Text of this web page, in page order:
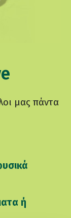
μας πάντα
ή